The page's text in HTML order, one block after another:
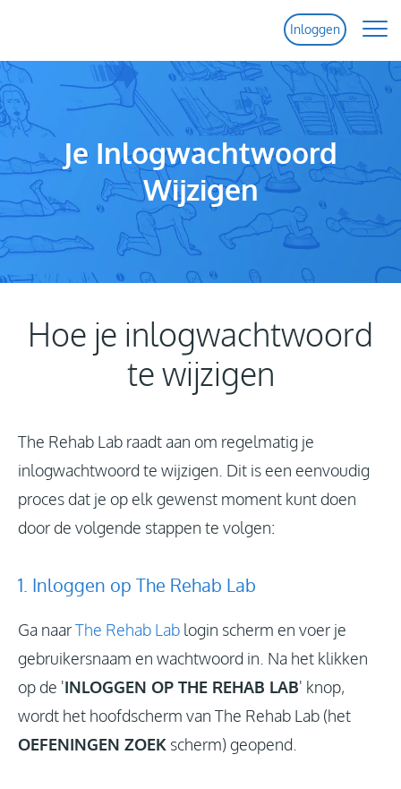
Home
Functies
Prijzen
Help
Gratis Proef
Inloggen
Nieuws
Inloggen
Je Inlogwachtwoord
Wijzigen
Hoe je inlogwachtwoord
te wijzigen
The Rehab Lab raadt aan om regelmatig je
inlogwachtwoord te wijzigen. Dit is een eenvoudig
proces dat je op elk gewenst moment kunt doen
door de volgende stappen te volgen:
1. Inloggen op The Rehab Lab
Ga naarThe Rehab Lab login scherm en voer je
gebruikersnaam en wachtwoord in. Na het klikken
op de 'INLOGGEN OP THE REHAB LAB' knop,
wordt het hoofdscherm van The Rehab Lab (het
OEFENINGEN ZOEK scherm) geopend.